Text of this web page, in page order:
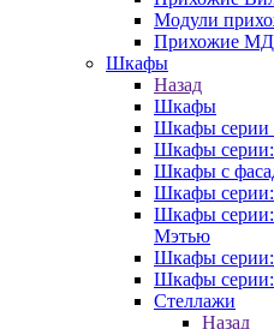
Модули
Прихожие
Шкафы
Назад
Шкафы
Шкафы серии
Шкафы серии:
Шкафы с
Шкафы
Шкафы
Мэтью
Шкафы серии:
Шкафы
Стеллажи
Назад